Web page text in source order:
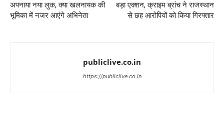
अपनाया नया लुक, क्या खलनायक की
भूमिका में नजर आएंगे अभिनेता
बड़ा एक्शन, क्राइम ब्रांच ने राजस्थान
से छह आरोपियों को किया गिरफ्तार
publiclive.co.in
https://publiclive.co.in